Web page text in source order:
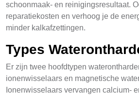
schoonmaak- en reinigingsresultaat.
reparatiekosten en verhoog je de
minder kalkafzettingen.
Types
Er zijn twee hoofdtypen
ionenwisselaars en magnetische
Ionenwisselaars vervangen calcium-